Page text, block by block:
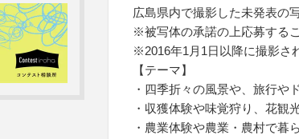
広島県内で撮影した未発表の
※被写体の承諾の上応募する
※2016年1月1日以降に撮影さ
【テーマ】
・四季折々の風景や、旅行や
・収獲体験や味覚狩り、花観
・農業体験や農業・農村で暮